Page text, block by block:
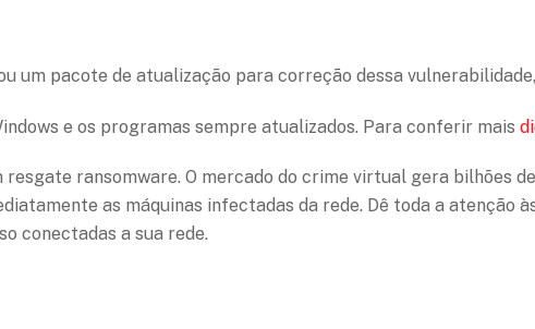
um pacote de atualização para correção dessa
e os programas sempre atualizados. Para conferir mais
resgate ransomware. O mercado do crime virtual gera bilhões
as máquinas infectadas da rede. Dê toda a atenção
conectadas a sua rede.